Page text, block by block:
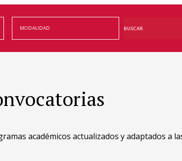
BUSCAR
académicos actualizados y adaptados a